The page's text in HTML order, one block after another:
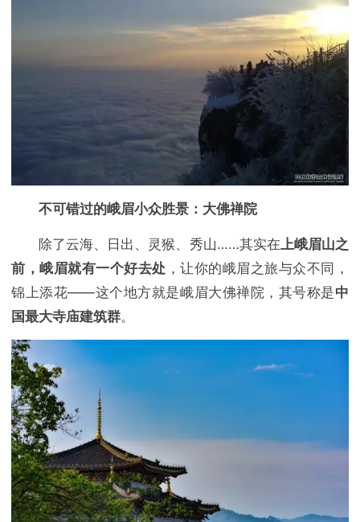
不可错过的峨眉小众胜景：大佛禅院
除了云海、日出、灵猴、秀山……其实在 上峨眉山之
前，峨眉就有一个好去处 ，让你的峨眉之旅与众不同，
锦上添花——这个地方就是峨眉大佛禅院，其号称是中
国最大寺庙建筑群。